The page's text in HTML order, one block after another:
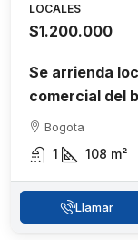
LOCALES
$1.200.000
Se arrienda
comercial del
Bogota
1 108 m²
Llamar